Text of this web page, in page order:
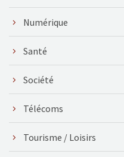
Numérique
Santé
Société
Télécoms
Tourisme / Loisirs